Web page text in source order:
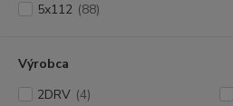
5x112 (88)
Výrobca
2DRV (4)